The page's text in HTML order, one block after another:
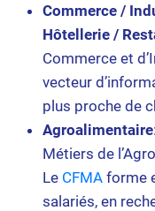
Commerce /
Hôtellerie /
Commerce et
vecteur
plus proche de
Agroalimentaire
Métiers de
Le CFMA forme
salariés, en